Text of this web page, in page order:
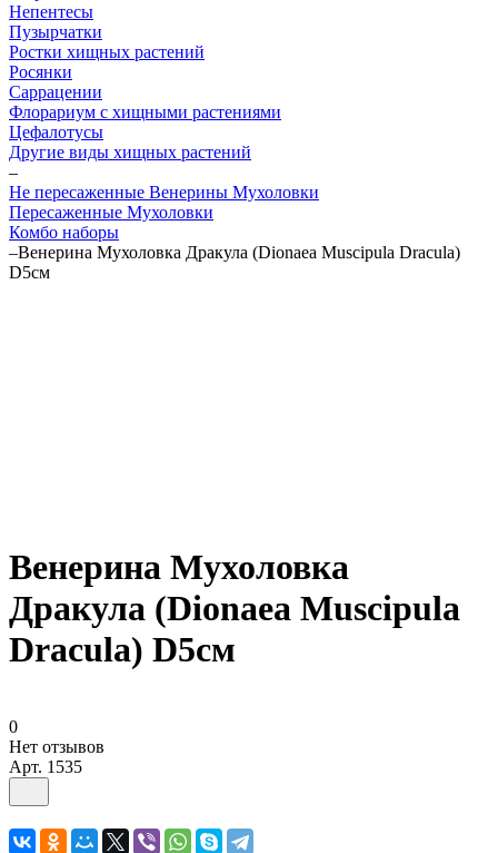
Непентесы
Пузырчатки
Ростки хищных растений
Росянки
Саррацении
Флорариум с хищными растениями
Цефалотусы
Другие виды хищных растений
–
Не пересаженные Венерины Мухоловки
Пересаженные Мухоловки
Комбо наборы
–Венерина Мухоловка Дракула (Dionaea Muscipula Dracula)
D5см
Венерина Мухоловка
Дракула (Dionaea Muscipula
Dracula) D5см
0
Нет отзывов
Арт. 1535